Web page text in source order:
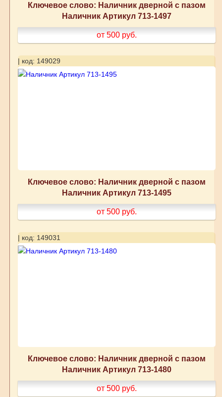
Ключевое слово: Наличник дверной с пазом
Наличник Артикул 713-1497
от 500 руб.
| код: 149029
Ключевое слово: Наличник дверной с пазом
Наличник Артикул 713-1495
от 500 руб.
| код: 149031
Ключевое слово: Наличник дверной с пазом
Наличник Артикул 713-1480
от 500 руб.